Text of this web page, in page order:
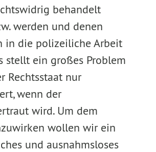
behandelt
werden und denen
in die polizeiliche Arbeit
stellt ein großes Problem
Rechtsstaat nur
wenn der
wird. Um dem
wollen wir ein
und ausnahmsloses